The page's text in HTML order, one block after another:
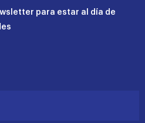
para estar al día de